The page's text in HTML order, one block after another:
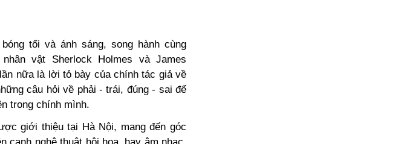
tối và ánh sáng, song hành cùng
vật Sherlock Holmes và James
nữa là lời tỏ bày của chính tác giả về
câu hỏi về phải - trái, đúng - sai để
trong chính mình.
giới thiệu tại Hà Nội, mang đến góc
cạnh nghệ thuật hội hoạ, hay âm nhạc.